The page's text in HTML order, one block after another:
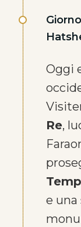
Oggi
Re,
e una